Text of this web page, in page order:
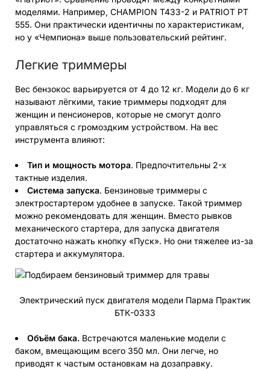
моделями. Например, CHAMPION T433-2 и PATRIOT PT
555. Они практически идентичны по характеристикам,
но у «Чемпиона» выше пользовательский рейтинг.
Легкие триммеры
Вес бензокос варьируется от 4 до 12 кг. Модели до 6 кг
называют лёгкими, такие триммеры подходят для
женщин и пенсионеров, которые не смогут долго
управляться с громоздким устройством. На вес
инструмента влияют:
Тип и мощность мотора. Предпочтительны 2-х
тактные изделия.
Система запуска. Бензиновые триммеры с
электростартером удобнее в запуске. Такой триммер
можно рекомендовать для женщин. Вместо рывков
механического стартера, для запуска двигателя
достаточно нажать кнопку «Пуск». Но они тяжелее из-за
стартера и аккумулятора.
Электрический пуск двигателя модели Парма Практик
БТК-0333
Объём бака. Встречаются маленькие модели с
баком, вмещающим всего 350 мл. Они легче, но
приводят к частым остановкам на дозаправку.